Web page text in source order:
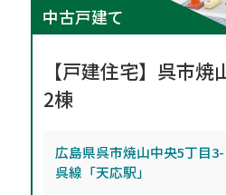
中古戸建て
【戸建住宅】呉市
2棟
広島県呉市焼山中央5丁目3-
呉線「天応駅」